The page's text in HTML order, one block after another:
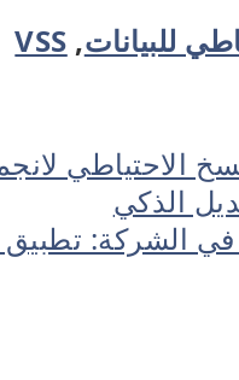
للبيانات,
VSS
لانجمير 15
الذكي
في الشركة: